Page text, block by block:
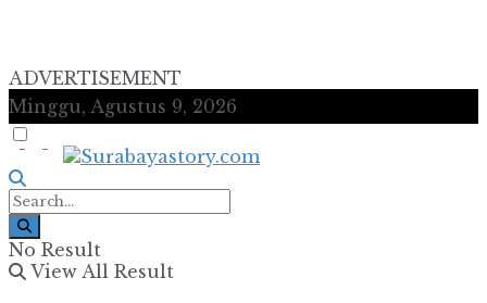
ADVERTISEMENT
Minggu, Agustus 9, 2026
No Result
View All Result